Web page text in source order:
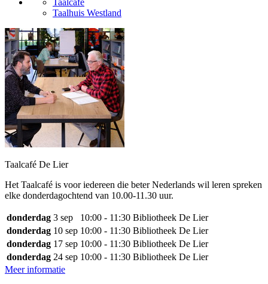
Taalcafé
Taalhuis Westland
Taalcafé De Lier
Het Taalcafé is voor iedereen die beter Nederlands wil leren spreken
elke donderdagochtend van 10.00-11.30 uur.
donderdag 3 sep 10:00 - 11:30 Bibliotheek De Lier
donderdag 10 sep 10:00 - 11:30 Bibliotheek De Lier
donderdag 17 sep 10:00 - 11:30 Bibliotheek De Lier
donderdag 24 sep 10:00 - 11:30 Bibliotheek De Lier
Meer informatie